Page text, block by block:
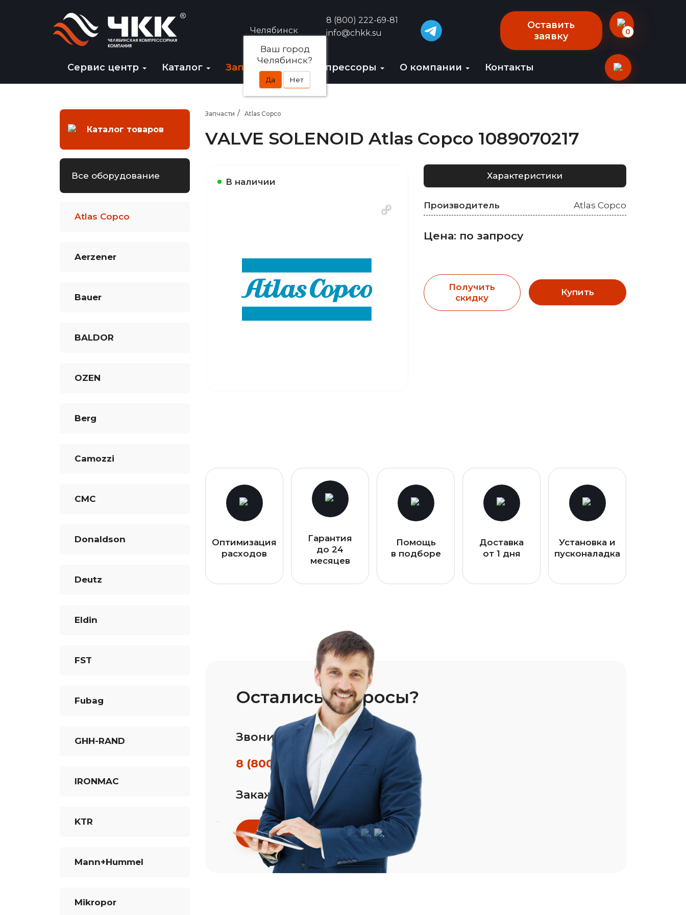
Челябинск
Ваш город
Челябинск?
Да Нет
8 (800) 222-69-81
info@chkk.su
Оставить
заявку
0
Сервис центр Каталог Запчасти БУ-компрессоры О компании Контакты
Каталог товаров
Все оборудование
Atlas Copco
Aerzener
Bauer
BALDOR
OZEN
Berg
Camozzi
CMC
Donaldson
Deutz
Eldin
FST
Fubag
GHH-RAND
IRONMAC
KTR
Mann+Hummel
Mikropor
Запчасти Atlas Copco
VALVE SOLENOID Atlas Copco 1089070217
В наличии
Характеристики
Производитель Atlas Copco
Цена: по запросу
Получить
скидку
Купить
Оптимизация
расходов
Гарантия
до 24
месяцев
Помощь
в подборе
Доставка
от 1 дня
Установка и
пусконаладка
Остались вопросы?
Звоните по телефону
8 (800) 350-01-26
Закажите обратный звонок
Заказать звонок